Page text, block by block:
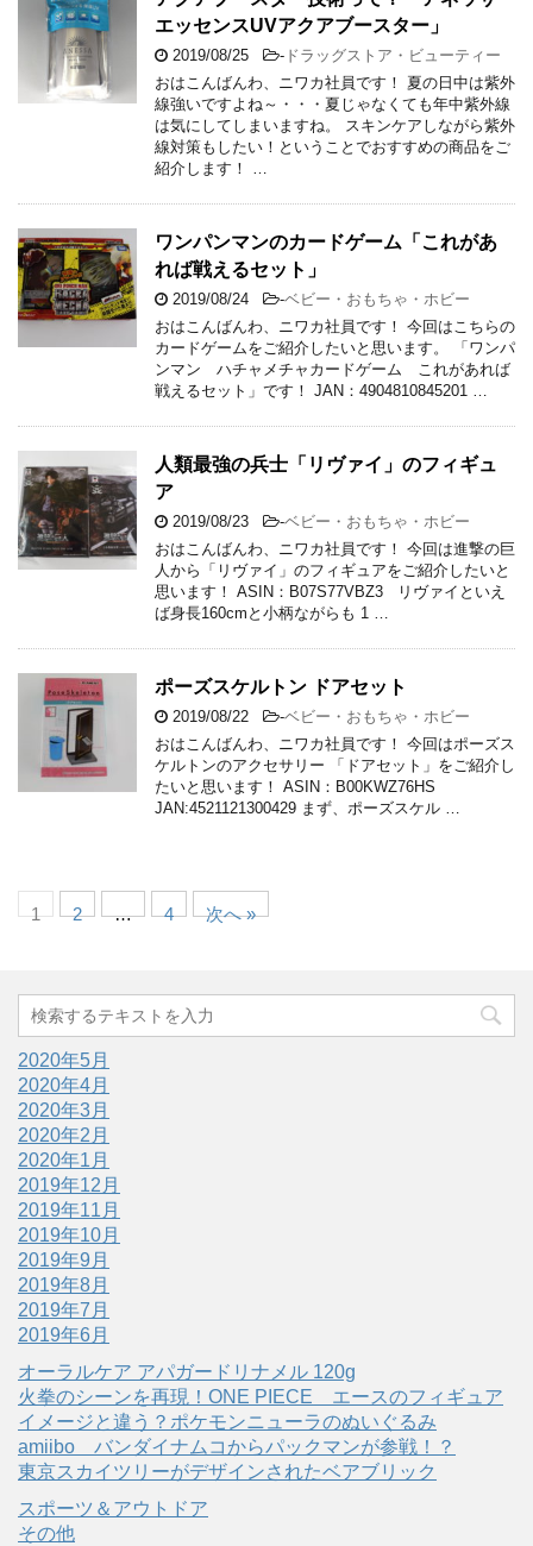
エッセンスUVアクアブースター」
2019/08/25 - ドラッグストア・ビューティー
おはこんばんわ、ニワカ社員です！ 夏の日中は紫外
線強いですよね～・・・夏じゃなくても年中紫外線
は気にしてしまいますね。 スキンケアしながら紫外
線対策もしたい！ということでおすすめの商品をご
紹介します！ …
ワンパンマンのカードゲーム「これがあ
れば戦えるセット」
2019/08/24 -ベビー・おもちゃ・ホビー
おはこんばんわ、ニワカ社員です！ 今回はこちらの
カードゲームをご紹介したいと思います。 「ワンパ
ンマン ハチャメチャカードゲーム これがあれば
戦えるセット」です！ JAN：4904810845201 …
人類最強の兵士「リヴァイ」のフィギュ
ア
2019/08/23 -ベビー・おもちゃ・ホビー
おはこんばんわ、ニワカ社員です！ 今回は進撃の巨
人から「リヴァイ」のフィギュアをご紹介したいと
思います！ ASIN：B07S77VBZ3 リヴァイといえ
ば身長160cmと小柄ながらも 1 …
ポーズスケルトン ドアセット
2019/08/22 -ベビー・おもちゃ・ホビー
おはこんばんわ、ニワカ社員です！ 今回はポーズス
ケルトンのアクセサリー 「ドアセット」をご紹介し
たいと思います！ ASIN：B00KWZ76HS
JAN:4521121300429 まず、ポーズスケル …
1 2 … 4 次へ »
2020年5月
2020年4月
2020年3月
2020年2月
2020年1月
2019年12月
2019年11月
2019年10月
2019年9月
2019年8月
2019年7月
2019年6月
オーラルケア アパガードリナメル 120g
火拳のシーンを再現！ONE PIECE エースのフィギュア
イメージと違う？ポケモンニューラのぬいぐるみ
amiibo バンダイナムコからパックマンが参戦！？
東京スカイツリーがデザインされたベアブリック
スポーツ＆アウトドア
その他